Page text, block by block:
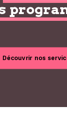
Découvrir nos